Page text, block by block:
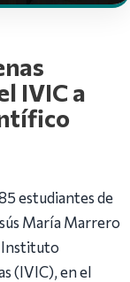
IVIC a
estudiantes de
María Marrero
Instituto
(IVIC), en el